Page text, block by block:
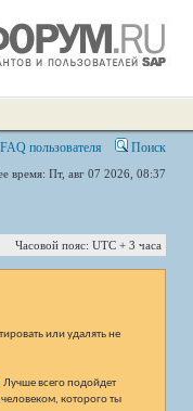
FAQ пользователя Поиск
время: Пт, авг 07 2026, 08:37
Часовой пояс: UTC + 3 часа
или удалять не
Лучше всего подойдет
которого ты